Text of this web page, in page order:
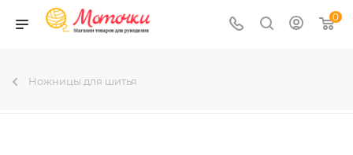
0
Ножницы для шитья